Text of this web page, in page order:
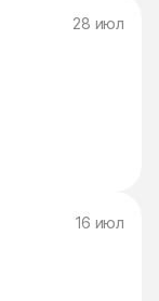
28 июл
16 июл